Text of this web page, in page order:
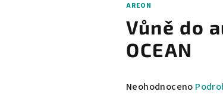
AREON
Vůně do
OCEAN
Průměrné
Neohodnoceno